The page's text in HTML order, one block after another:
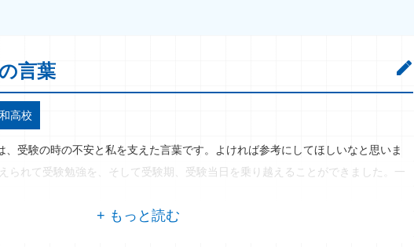
言葉
高校
受験の時の不安と私を支えた言葉です。よければ参考にしてほしいなと思いま
れて受験勉強を、そして受験期、受験当日を乗り越えることができました。一